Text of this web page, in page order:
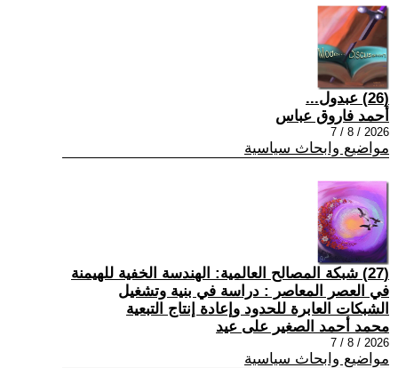
(26) عبدول...
أحمد فاروق عباس
2026 / 8 / 7
مواضيع وابحاث سياسية
(27) شبكة المصالح العالمية: الهندسة الخفية للهيمنة
في العصر المعاصر : دراسة في بنية وتشغيل
الشبكات العابرة للحدود وإعادة إنتاج التبعية
محمد أحمد الصغير على عيد
2026 / 8 / 7
مواضيع وابحاث سياسية